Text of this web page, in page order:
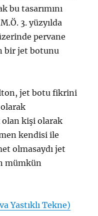
bu tasarımını
3. yüzyılda
pervane
bir jet botunu
jet botu fikrini
olan kişi olarak
kendisi ile
olmasaydı jet
mümkün
Yastıklı Tekne)